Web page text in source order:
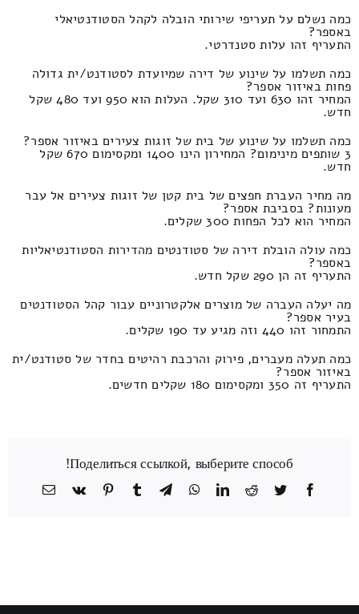
כמה נשלם על תעריפי שירותי הובלה לקהל הסטודנטיאלי
באספר?
התעריף זהו עלות סטנדרטי.
כמה תשלמו על שינוע של דירה שמיועדת לסטודנט/ית גדולה
פחות באיזור אספר?
המחיר זהו 630 ועד 310 שקל. העלות הוא 950 ועד 480 שקל
חדש.
כמה תשלמו על שינוע של בית של זוגות צעירים באיזור אספר?
3 שותפים מינימום? המחירון הינו 1400 ומקסימום 670 שקל
חדש.
מה מחיר העברת חפצים של בית קטן של זוגות צעירים אל עבר
מעונות? בסביבת אספר?
המחיר הוא לכל הפחות 300 שקלים.
כמה עולה הובלת דירה של סטודנטים מהדירות הסטודנטיאליות
באספר?
התעריף זה הן 290 שקל חדש.
מה יעלה העברה של מוצרים אלקטרוניים עבור קהל הסטודנטים
בעיר אספר?
התמחור זהו 440 וזה מגיע עד 190 שקלים.
כמה תעלה מעברים, פירוק והרכבת רהיטים בחדר של סטודנט/ית
באיזור אספר?
התעריף זה 350 ומקסימום 180 שקלים חדשים.
Поделиться ссылкой, выберите способ!
Facebook
Twitter
Reddit
LinkedIn
WhatsApp
Telegram
Tumblr
Pinterest
Vk
כתובת